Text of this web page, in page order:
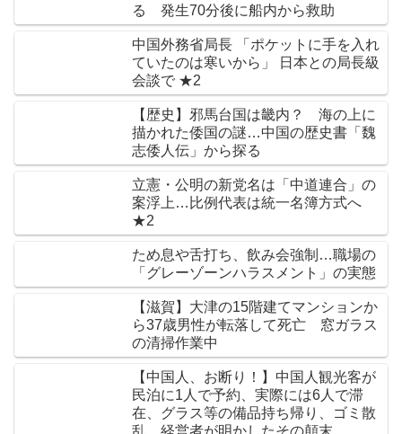
る 発生70分後に船内から救助
中国外務省局長 「ポケットに手を入れ
ていたのは寒いから」 日本との局長級
会談で ★2
【歴史】邪馬台国は畿内？ 海の上に
描かれた倭国の謎…中国の歴史書「魏
志倭人伝」から探る
立憲・公明の新党名は「中道連合」の
案浮上…比例代表は統一名簿方式へ
★2
ため息や舌打ち、飲み会強制…職場の
「グレーゾーンハラスメント」の実態
【滋賀】大津の15階建てマンションか
ら37歳男性が転落して死亡 窓ガラス
の清掃作業中
【中国人、お断り！】中国人観光客が
民泊に1人で予約、実際には6人で滞
在、グラス等の備品持ち帰り、ゴミ散
乱 経営者が明かしたその顛末